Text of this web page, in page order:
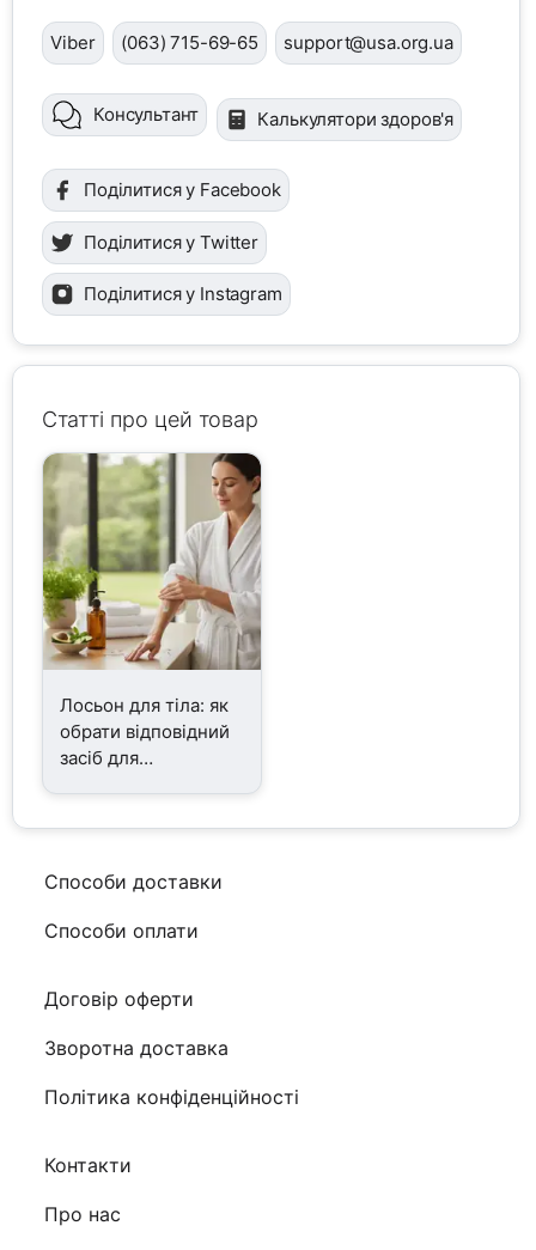
Viber (063) 715-69-65 support@usa.org.ua
Консультант Калькулятори здоров'я
Поділитися у Facebook
Поділитися у Twitter
Поділитися у Instagram
Статті про цей товар
Лосьон для тіла: як
обрати відповідний
засіб для
Способи доставки
Способи оплати
Договір оферти
Зворотна доставка
Політика конфіденційності
Контакти
Про нас